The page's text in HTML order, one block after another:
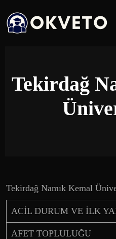
Tekirdağ
Tekirdağ Namık Kemal
ACİL DURUM VE İLK
AFET TOPLULUĞU